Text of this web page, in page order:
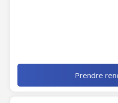
Prendre